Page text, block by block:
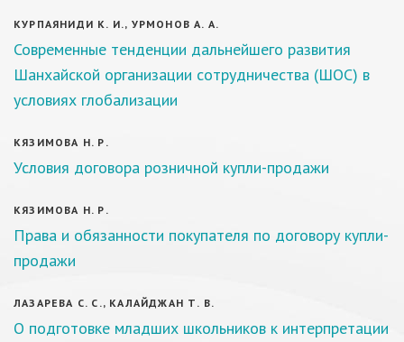
КУРПАЯНИДИ К. И., УРМОНОВ А. А.
Современные тенденции дальнейшего развития
Шанхайской организации сотрудничества (ШОС) в
условиях глобализации
КЯЗИМОВА Н. Р.
Условия договора розничной купли-продажи
КЯЗИМОВА Н. Р.
Права и обязанности покупателя по договору купли-
продажи
ЛАЗАРЕВА С. С., КАЛАЙДЖАН Т. В.
О подготовке младших школьников к интерпретации